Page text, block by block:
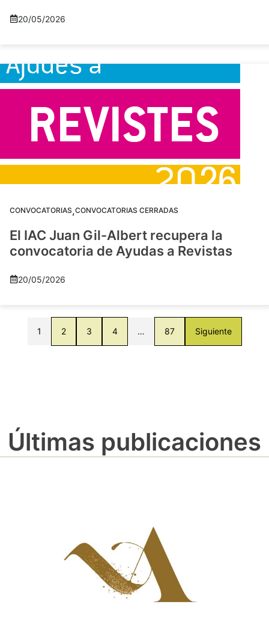
20/05/2026
CONVOCATORIAS,CONVOCATORIAS CERRADAS
El IAC Juan Gil-Albert recupera la
convocatoria de Ayudas a Revistas
20/05/2026
1 2 3 4 … 87 Siguiente
Últimas publicaciones